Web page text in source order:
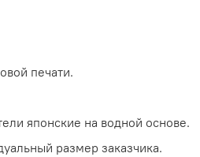
печати.
японские на водной основе.
размер заказчика.